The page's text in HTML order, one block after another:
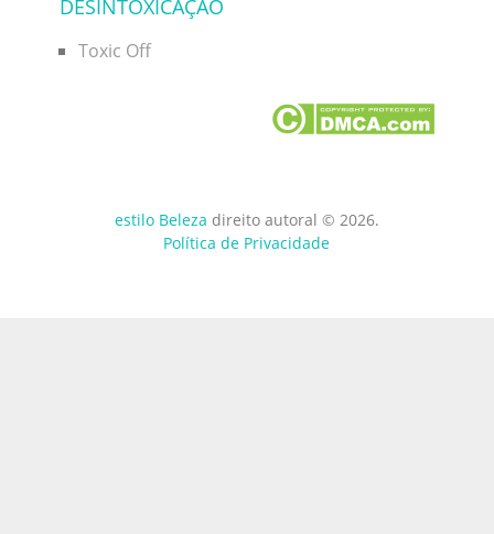
DESINTOXICAÇÃO
Toxic Off
estilo Beleza direito autoral © 2026.
Política de Privacidade